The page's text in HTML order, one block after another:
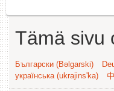
Tämä sivu
Български (Bəlgarski)
українська (ukrajins'ka)